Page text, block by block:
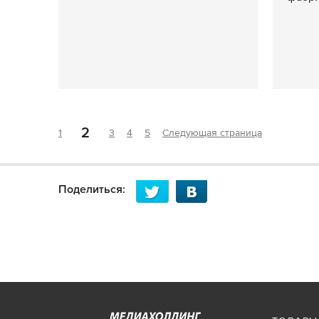
1 2 3 4 5 Следующая страница
Поделиться: